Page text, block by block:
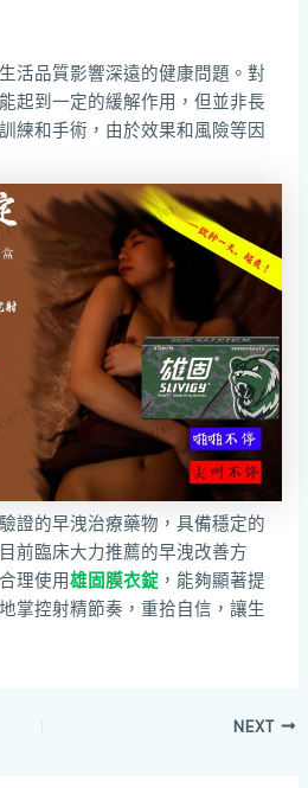
活品質影響深遠的健康問題。對
起到一定的緩解作用，但並非長
練和手術，由於效果和風險等因
證的早洩治療藥物，具備穩定的
前臨床大力推薦的早洩改善方
理使用雄固膜衣錠 ，能夠顯著提
掌控射精節奏，重拾自信，讓生
NEXT